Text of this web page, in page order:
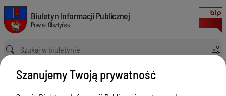
Zgłoszenia budowy 2024
Biuletyn Informacji Publicznej Powiat Olsztyński
Biuletyn Informacji Publicznej
Powiat Olsztyński
Ścieżka powrotu
Strona główna Rejestry budowlane Zgłoszenia budowy 2024
Rejestry budowlane
Szanujemy Twoją prywatność